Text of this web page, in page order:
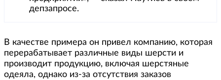
депзапросе.
В качестве примера он привел компанию, которая
перерабатывает различные виды шерсти и
производит продукцию, включая шерстяные
одеяла, однако из-за отсутствия заказов